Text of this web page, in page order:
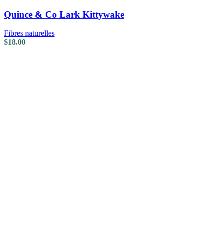
Quince & Co Lark Kittywake
Fibres naturelles
$18.00